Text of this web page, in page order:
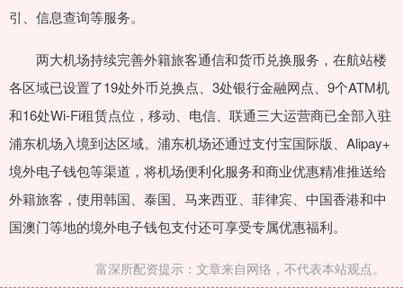
引、信息查询等服务。
两大机场持续完善外籍旅客通信和货币兑换服务，在航站楼
各区域已设置了19处外币兑换点、3处银行金融网点、9个ATM机
和16处Wi-Fi租赁点位，移动、电信、联通三大运营商已全部入驻
浦东机场入境到达区域。浦东机场还通过支付宝国际版、Alipay+
境外电子钱包等渠道，将机场便利化服务和商业优惠精准推送给
外籍旅客，使用韩国、泰国、马来西亚、菲律宾、中国香港和中
国澳门等地的境外电子钱包支付还可享受专属优惠福利。
富深所配资提示：文章来自网络，不代表本站观点。